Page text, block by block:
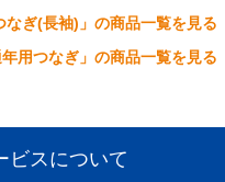
なぎ(長袖)」の商品一覧を見る
年用つなぎ」の商品一覧を見る
ビスについて